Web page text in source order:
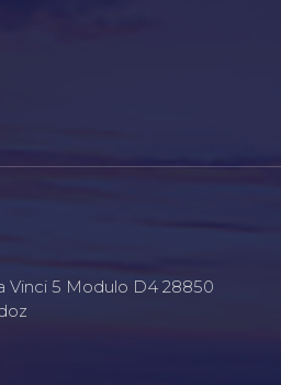
Vinci 5 Modulo D4 28850